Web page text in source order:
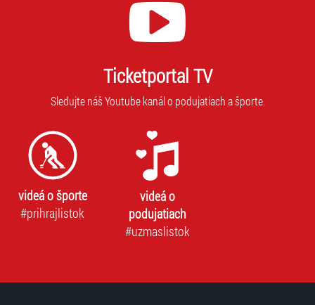
Ticketportal TV
Sledujte náš Youtube kanál o podujatiach a športe.
videá o športe
#prihrajlistok
videá o
podujatiach
#uzmaslistok